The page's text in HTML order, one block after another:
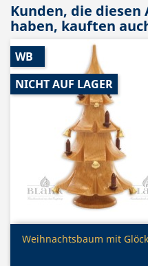
Kunden, die
haben, kauften
Vorschau
Weihnachtsbaum mit
WB
NICHT AUF LAGER